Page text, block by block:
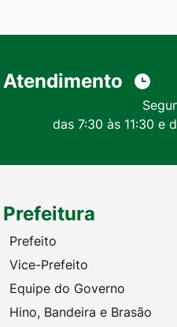
Atendimento
das 7:30 às 11:30 e
Prefeitura
Prefeito
Vice-Prefeito
Equipe do Governo
Hino, Bandeira e Brasão